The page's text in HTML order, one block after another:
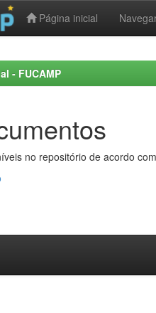
Página inicial
- FUCAMP
no repositório de acordo